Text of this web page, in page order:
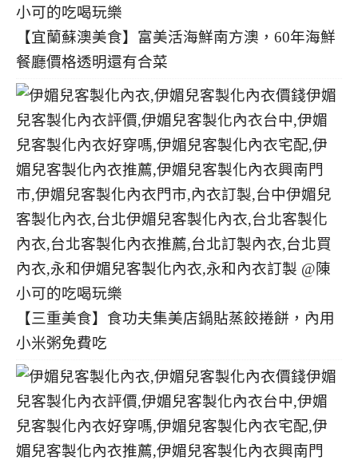
【宜蘭蘇澳美食】富美活海鮮南方澳，60年海鮮
餐廳價格透明還有合菜
【三重美食】食功夫集美店鍋貼蒸餃捲餅，內用
小米粥免費吃